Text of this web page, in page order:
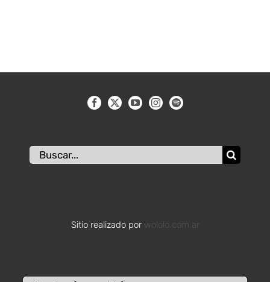
Buscar:
Sitio realizado por wololo.com.ar